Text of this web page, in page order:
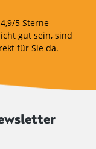
5 Sterne
gut sein, sind
für Sie da.